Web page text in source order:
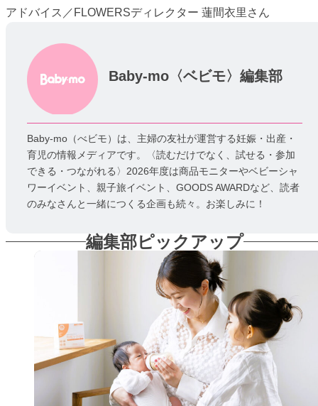
アドバイス／FLOWERSディレクター 蓮間衣里さん
Baby-mo〈ベビモ〉編集部
Baby-mo（べビモ）は、主婦の友社が運営する妊娠・出産・
育児の情報メディアです。〈読むだけでなく、試せる・参加
できる・つながれる〉2026年度は商品モニターやベビーシャ
ワーイベント、親子旅イベント、GOODS AWARDなど、読者
のみなさんと一緒につくる企画も続々。お楽しみに！
編集部ピックアップ